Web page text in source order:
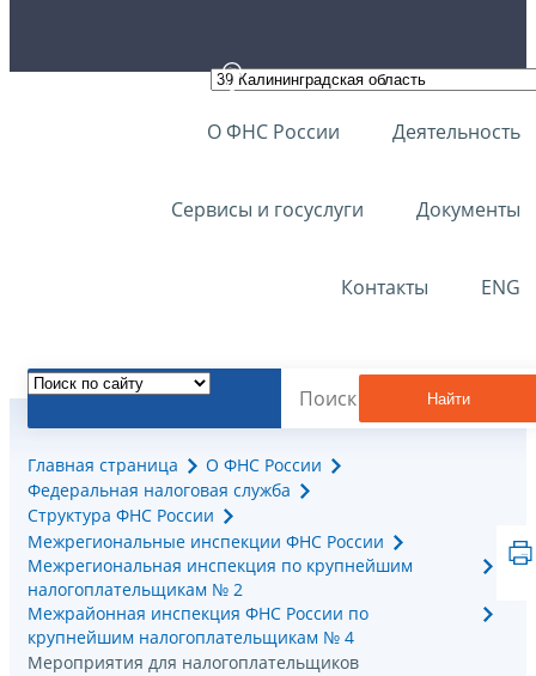
О ФНС России Деятельность
Сервисы и госуслуги Документы
Контакты ENG
Найти
Главная страница
О ФНС России
Федеральная налоговая служба
Структура ФНС России
Межрегиональные инспекции ФНС России
Межрегиональная инспекция по крупнейшим
налогоплательщикам № 2
Межрайонная инспекция ФНС России по
крупнейшим налогоплательщикам № 4
Мероприятия для налогоплательщиков